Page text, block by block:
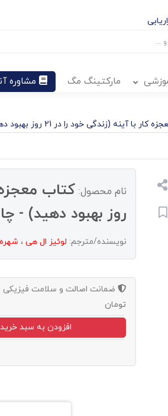
مارکتینگ مگ مشاوره
با آینه (زندگی خود را در 21 روز بهبود دهید) - چاپ دوازدهم
نام محصول:
روز بهبود دهید) -
نویسنده/مترجم: لوئیز ال هی ،
ضمانت اصالت و سلامت فیزیکی
تومان
افزودن به سبد خرید